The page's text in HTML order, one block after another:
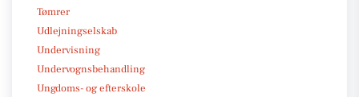
Tømrer
Udlejningselskab
Undervisning
Undervognsbehandling
Ungdoms- og efterskole